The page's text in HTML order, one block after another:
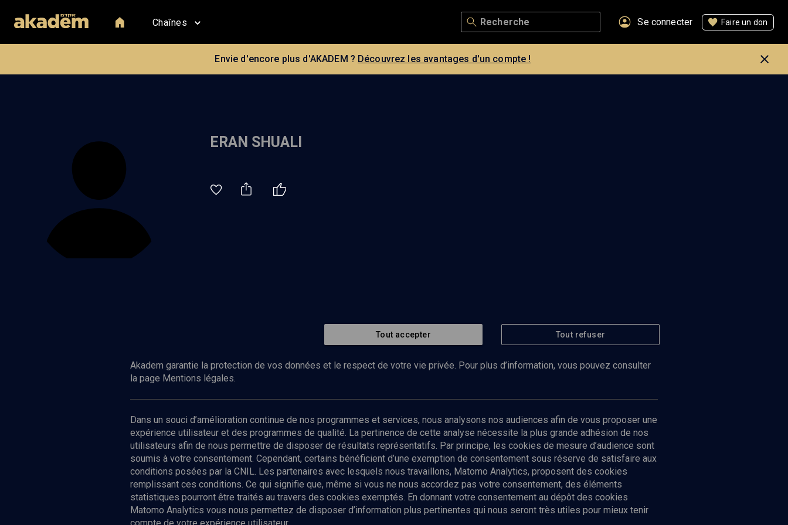
Chaînes Se connecter Faire un don
Envie d'encore plus d'AKADEM ? Découvrez les avantages d'un compte !
ERAN SHUALI
Abonnez-vous à notre newsletter
Envoyer
Tout accepter Tout refuser
Akadem garantie la protection de vos données et le respect de votre vie privée. Pour plus d’information, vous pouvez consulter
la page Mentions légales.
Dans un souci d’amélioration continue de nos programmes et services, nous analysons nos audiences afin de vous proposer une
expérience utilisateur et des programmes de qualité. La pertinence de cette analyse nécessite la plus grande adhésion de nos
utilisateurs afin de nous permettre de disposer de résultats représentatifs. Par principe, les cookies de mesure d’audience sont
soumis à votre consentement. Cependant, certains bénéficient d’une exemption de consentement sous réserve de satisfaire aux
conditions posées par la CNIL. Les partenaires avec lesquels nous travaillons, Matomo Analytics, proposent des cookies
remplissant ces conditions. Ce qui signifie que, même si vous ne nous accordez pas votre consentement, des éléments
statistiques pourront être traités au travers des cookies exemptés. En donnant votre consentement au dépôt des cookies
Matomo Analytics vous nous permettez de disposer d’information plus pertinentes qui nous seront très utiles pour mieux tenir